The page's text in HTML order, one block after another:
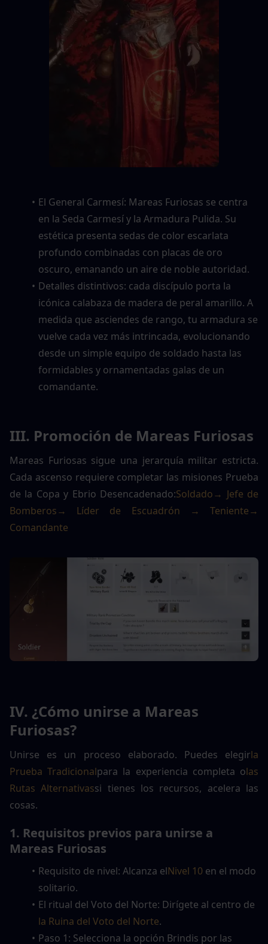
El General Carmesí: Mareas Furiosas se centra
en la Seda Carmesí y la Armadura Pulida. Su
estética presenta sedas de color escarlata
profundo combinadas con placas de oro
oscuro, emanando un aire de noble autoridad.
Detalles distintivos: cada discípulo porta la
icónica calabaza de madera de peral amarillo. A
medida que asciendes de rango, tu armadura se
vuelve cada vez más intrincada, evolucionando
desde un simple equipo de soldado hasta las
formidables y ornamentadas galas de un
comandante.
III. Promoción de Mareas Furiosas
Mareas Furiosas sigue una jerarquía militar estricta.
Cada ascenso requiere completar las misiones Prueba
de la Copa y Ebrio Desencadenado:Soldado→ Jefe de
Bomberos→ Líder de Escuadrón → Teniente→
Comandante
IV. ¿Cómo unirse a Mareas
Furiosas?
Unirse es un proceso elaborado. Puedes elegirla
Prueba Tradicionalpara la experiencia completa olas
Rutas Alternativassi tienes los recursos, acelera las
cosas.
1. Requisitos previos para unirse a
Mareas Furiosas
Requisito de nivel: Alcanza elNivel 10 en el modo
solitario.
la Ruina del Voto del Norte.
Paso 1: Selecciona la opción Brindis por las